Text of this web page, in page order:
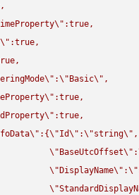
\" :true,
\" :true,
\" :\" Basic\" ,
\" :true,
\" :true,
\" :{\"Id\" :\"string\" ,
\" BaseUtcOffset\" :
\" DisplayName\" :\"
\"